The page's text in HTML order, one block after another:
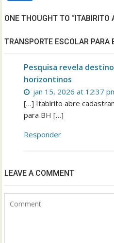
ONE THOUGHT TO
TRANSPORTE ESCOLAR PARA
Pesquisa revela
horizontinos
jan 15, 2026 at 12:37
[…] Itabirito abre
para BH […]
Responder
LEAVE A COMMENT